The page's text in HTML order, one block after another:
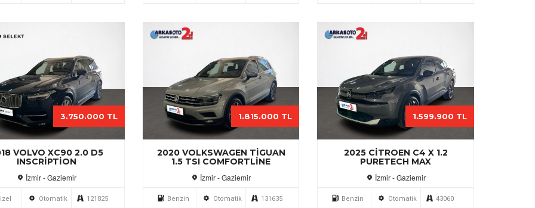
VOLVO XC90 2.0 D5
INSCRIPTION
İzmir - Gaziemir
3.750.000 TL
Otomatik 121825
2020 VOLKSWAGEN TIGUAN
1.5 TSI COMFORTLINE
İzmir - Gaziemir
1.815.000 TL
Benzin Otomatik 131635
2025 CITROEN C4 X 1.2
PURETECH MAX
İzmir - Gaziemir
1.599.900 TL
Benzin Otomatik 43060